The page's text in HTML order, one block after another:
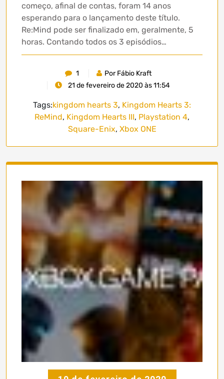
começo, afinal de contas, foram 14 anos
esperando para o lançamento deste título.
Re:Mind pode ser finalizado em, geralmente, 5
horas. Contando todos os 3 episódios…
1
Por Fábio Kraft
21 de fevereiro de 2020 às 11:54
Tags:kingdom hearts 3, Kingdom Hearts 3:
ReMind, Kingdom Hearts III, Playstation 4,
Square-Enix, Xbox ONE